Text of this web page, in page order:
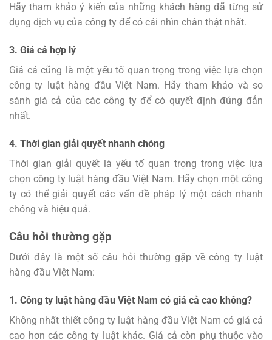
Hãy tham khảo ý kiến của những khách hàng đã từng sử
dụng dịch vụ của công ty để có cái nhìn chân thật nhất.
3. Giá cả hợp lý
Giá cả cũng là một yếu tố quan trọng trong việc lựa chọn
công ty luật hàng đầu Việt Nam. Hãy tham khảo và so
sánh giá cả của các công ty để có quyết định đúng đắn
nhất.
4. Thời gian giải quyết nhanh chóng
Thời gian giải quyết là yếu tố quan trọng trong việc lựa
chọn công ty luật hàng đầu Việt Nam. Hãy chọn một công
ty có thể giải quyết các vấn đề pháp lý một cách nhanh
chóng và hiệu quả.
Câu hỏi thường gặp
Dưới đây là một số câu hỏi thường gặp về công ty luật
hàng đầu Việt Nam:
1. Công ty luật hàng đầu Việt Nam có giá cả cao không?
Không nhất thiết công ty luật hàng đầu Việt Nam có giá cả
cao hơn các công ty luật khác. Giá cả còn phụ thuộc vào